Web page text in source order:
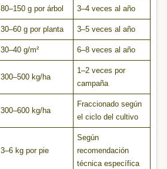
80–150 g por árbol 3–4 veces al año
30–60 g por planta 3–5 veces al año
30–40 g/m² 6–8 veces al año
300–500 kg/ha
1–2 veces por
campaña
300–600 kg/ha
Fraccionado según
el ciclo del cultivo
3–6 kg por pie
Según
recomendación
técnica específica